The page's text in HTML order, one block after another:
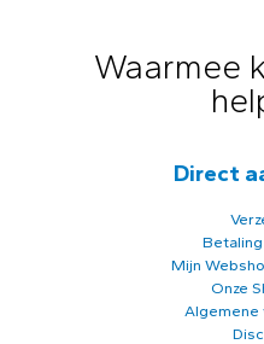
Waarmee
Direct
Mijn
Onze
Algemene